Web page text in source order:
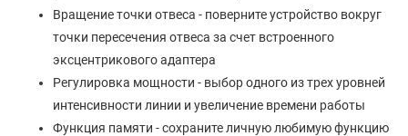
Вращение точки отвеса - поверните устройство вокруг
точки пересечения отвеса за счет встроенного
эксцентрикового адаптера
Регулировка мощности - выбор одного из трех уровней
интенсивности линии и увеличение времени работы
Функция памяти - сохраните личную любимую функцию